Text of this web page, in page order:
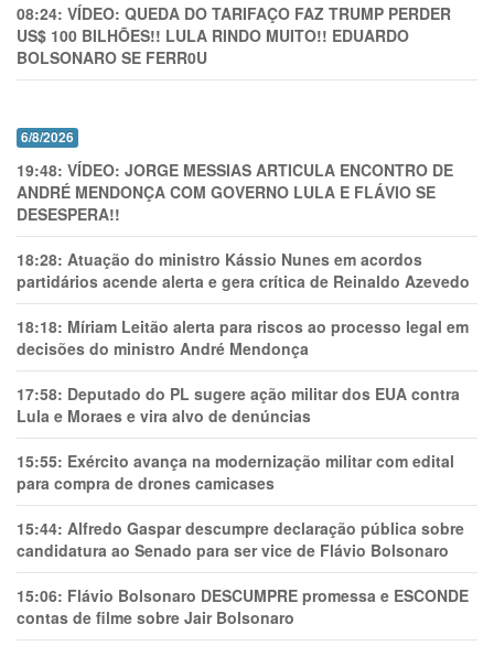
08:24: VÍDEO: QUEDA DO TARIFAÇO FAZ TRUMP PERDER
US$ 100 BILHÕES!! LULA RINDO MUITO!! EDUARDO
BOLSONARO SE FERR0U
6/8/2026
19:48: VÍDEO: JORGE MESSIAS ARTICULA ENCONTRO DE
ANDRÉ MENDONÇA COM GOVERNO LULA E FLÁVIO SE
DESESPERA!!
18:28: Atuação do ministro Kássio Nunes em acordos
partidários acende alerta e gera crítica de Reinaldo Azevedo
18:18: Míriam Leitão alerta para riscos ao processo legal em
decisões do ministro André Mendonça
17:58: Deputado do PL sugere ação militar dos EUA contra
Lula e Moraes e vira alvo de denúncias
15:55: Exército avança na modernização militar com edital
para compra de drones camicases
15:44: Alfredo Gaspar descumpre declaração pública sobre
candidatura ao Senado para ser vice de Flávio Bolsonaro
15:06: Flávio Bolsonaro DESCUMPRE promessa e ESCONDE
contas de filme sobre Jair Bolsonaro